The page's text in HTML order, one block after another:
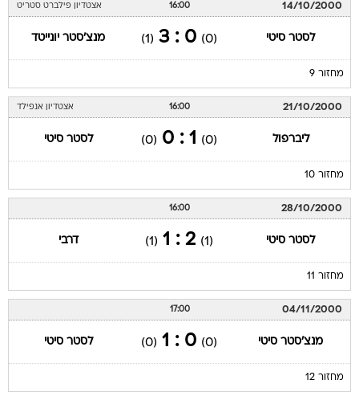
14/10/2000
16:00 אצטדיון פילברט סטריט
לסטר סיטי (0)
0 : 3
(1) מנצ'סטר יונייטד
מחזור 9
21/10/2000
16:00 אצטדיון אנפילד
ליברפול (0)
1 : 0
(0) לסטר סיטי
מחזור 10
28/10/2000
16:00
לסטר סיטי (1)
2 : 1
(1) דרבי
מחזור 11
04/11/2000
17:00
מנצ'סטר סיטי (0)
0 : 1
(0) לסטר סיטי
מחזור 12